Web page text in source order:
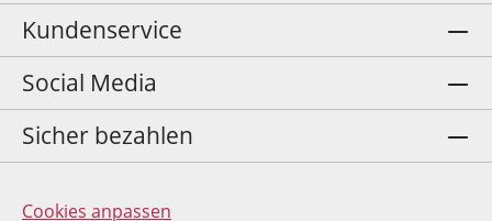
Kundenservice
Social Media
Sicher bezahlen
Cookies anpassen